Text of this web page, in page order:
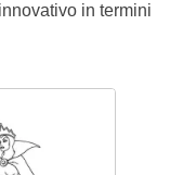
in termini